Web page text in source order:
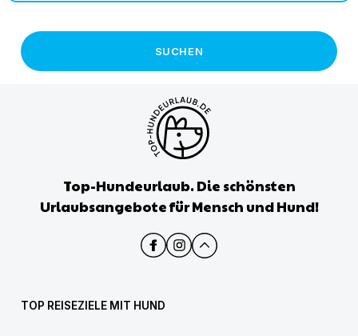
SUCHEN
Top-Hundeurlaub. Die schönsten
Urlaubsangebote für Mensch und Hund!
TOP REISEZIELE MIT HUND